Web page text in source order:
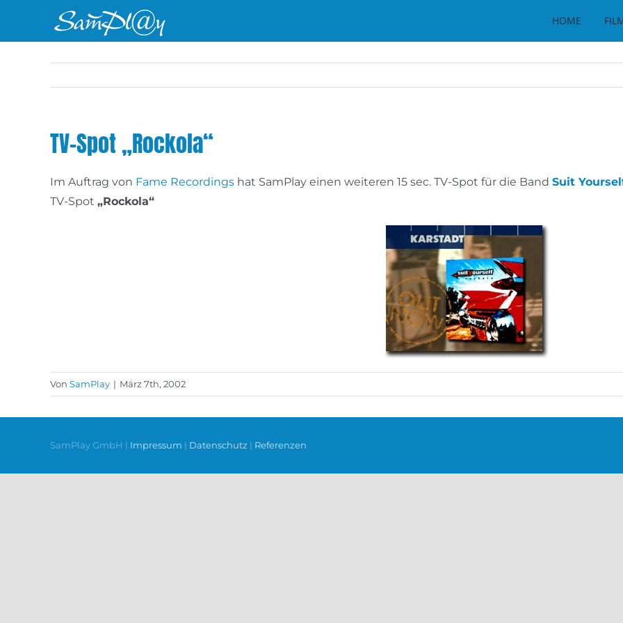
HOME
TV-Spot „Rockola“
Im Auftrag von Fame Recordings hat SamPlay einen weiteren 15 sec. TV-Spot für die Band Suit
TV-Spot „Rockola“
Von SamPlay | März 7th, 2002
SamPlay GmbH | Impressum | Datenschutz | Referenzen